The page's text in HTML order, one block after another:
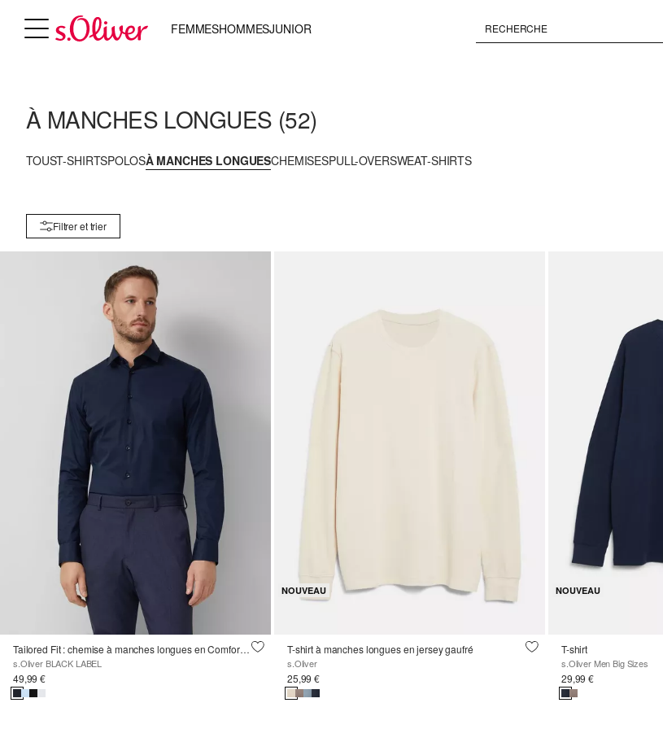
FEMMESHOMMESJUNIOR
À MANCHES LONGUES (52)
TOUST-SHIRTSPOLOSÀ MANCHES LONGUESCHEMISESPULL-OVERSWEAT-SHIRTS
Filtrer et trier
Tailored Fit : chemise à manches longues en Comfortstretch
s.Oliver BLACK LABEL
49,99 €
NOUVEAU
T-shirt à manches longues en jersey gaufré
s.Oliver
25,99 €
NOUVEAU
T-shirt
s.Oliver Men Big Sizes
29,99 €